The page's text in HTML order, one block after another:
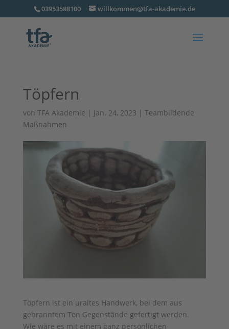
03953588100 willkommen@tfa-akademie.de
Töpfern
von TFA Akademie | Jan. 24, 2023 | Teambildende
Maßnahmen
Töpfern ist ein uraltes Handwerk, bei dem aus
gebranntem Ton Gegenstände gefertigt werden.
Wie wäre es mit einem ganz persönlichen